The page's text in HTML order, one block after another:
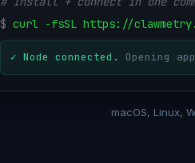
$ curl -fsSL https://
✓ Node connected. Opening
macOS, Linux,